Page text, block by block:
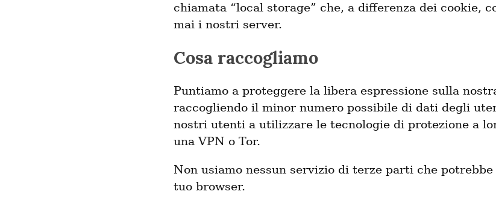
chiamata “local storage” che, a differenza dei cookie,
mai i nostri server.
Cosa raccogliamo
Puntiamo a proteggere la libera espressione sulla
raccogliendo il minor numero possibile di dati degli
nostri utenti a utilizzare le tecnologie di protezione a
una VPN o Tor.
Non usiamo nessun servizio di terze parti che
tuo browser.